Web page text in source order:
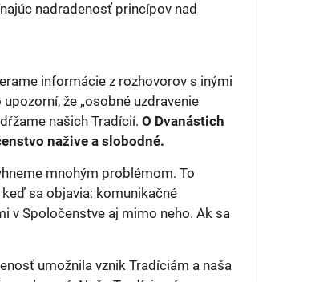
nadradenosť princípov nad
informácie z rozhovorov s inými
že „osobné uzdravenie
našich Tradícií. O Dvanástich
nažive a slobodné.
mnohým problémom. To
sa objavia: komunikačné
v Spoločenstve aj mimo neho. Ak sa
umožnila vznik Tradíciám a naša